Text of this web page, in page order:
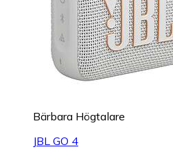
Bärbara Högtalare
JBL GO 4